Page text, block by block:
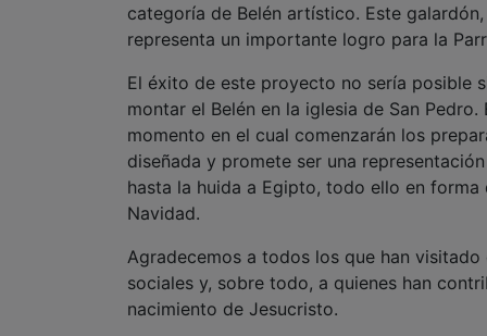
categoría de Belén artístico. Este
representa un importante logro para la
El éxito de este proyecto no sería posible
montar el Belén en la iglesia de San
momento en el cual comenzarán los
diseñada y promete ser una
hasta la huida a Egipto, todo ello en
Navidad.
Agradecemos a todos los que han
sociales y, sobre todo, a quienes han
nacimiento de Jesucristo.